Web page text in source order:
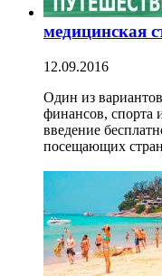
медицинская
12.09.2016
Один из
финансов, спорта
введение
посещающих